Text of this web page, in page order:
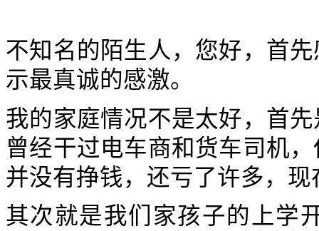
不知名的陌生人，您好，首
示最真诚的感激。
我的家庭情况不是太好，首
曾经干过电车商和货车司机
并没有挣钱，还亏了许多，
其次就是我们家孩子的上学